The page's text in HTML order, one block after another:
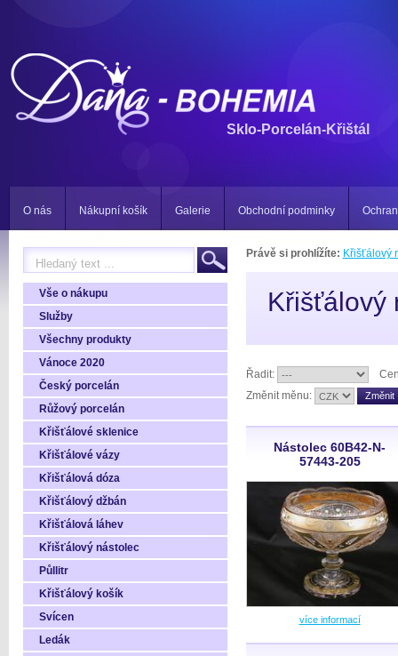
Sklo-Porcelán-Křištál
O nás Nákupní košík Galerie Obchodní podminky
Vše o nákupu
Služby
Všechny produkty
Vánoce 2020
Český porcelán
Růžový porcelán
Křišťálové sklenice
Křišťálové vázy
Křišťálová dóza
Křišťálový džbán
Křišťálová láhev
Křišťálový nástolec
Půllitr
Křišťálový košík
Svícen
Ledák
Právě si prohlížíte: Křišťálový
Křišťálový
Řadit:
Změnit měnu:
Nástolec 60B42-N-
57443-205
více informací